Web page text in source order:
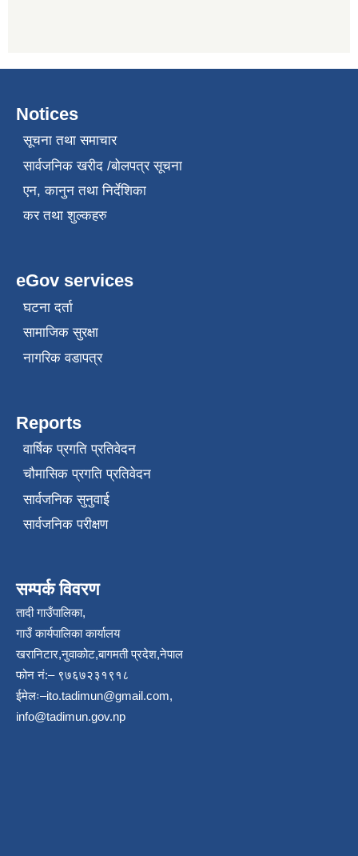
Notices
सूचना तथा समाचार
सार्वजनिक खरीद /बोलपत्र सूचना
एन, कानुन तथा निर्देशिका
कर तथा शुल्कहरु
eGov services
घटना दर्ता
सामाजिक सुरक्षा
नागरिक वडापत्र
Reports
वार्षिक प्रगति प्रतिवेदन
चौमासिक प्रगति प्रतिवेदन
सार्वजनिक सुनुवाई
सार्वजनिक परीक्षण
सम्पर्क विवरण
तादी गाउँपालिका,
गाउँ कार्यपालिका कार्यालय
खरानिटार,नुवाकोट,बागमती प्रदेश,नेपाल
फोन नं:– ९७६७२३१९१८
ईमेलः–ito.tadimun@gmail.com,
info@tadimun.gov.np